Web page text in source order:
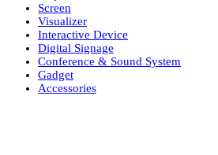
Screen
Visualizer
Interactive Device
Digital Signage
Conference & Sound System
Gadget
Accessories